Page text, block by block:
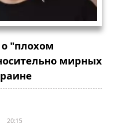
"плохом
мирных
20:15